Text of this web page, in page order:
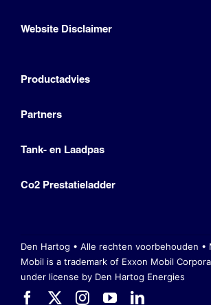
Website Disclaimer
Productadvies
Partners
Tank- en Laadpas
Co2 Prestatieladder
Den Hartog • Alle rechten voorbehouden •
Mobil is a trademark of Exxon Mobil
under license by Den Hartog Energies